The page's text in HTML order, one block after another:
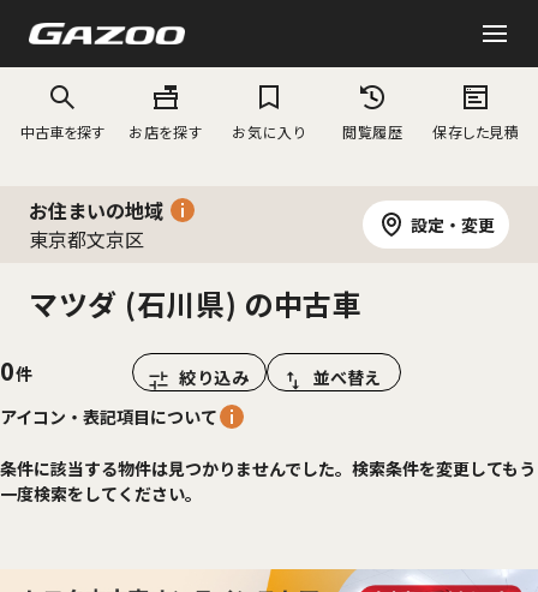
中古車を探す お店を探す お気に入り 閲覧履歴 保存した見積
お住まいの地域
東京都文京区
設定・変更
マツダ (石川県) の中古車
0 絞り込み
並べ替え
アイコン・表記項目について
条件に該当する物件は見つかりませんでした。検索条件を変更してもう
一度検索をしてください。